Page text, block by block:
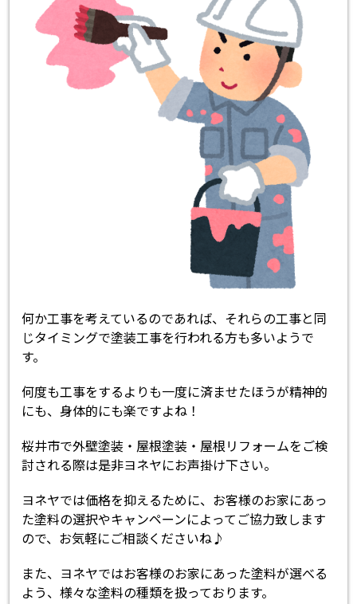
何か工事を考えているのであれば、それらの工事と同
じタイミングで塗装工事を行われる方も多いようで
す。
何度も工事をするよりも一度に済ませたほうが精神的
にも、身体的にも楽ですよね！
桜井市で外壁塗装・屋根塗装・屋根リフォームをご検
討される際は是非ヨネヤにお声掛け下さい。
ヨネヤでは価格を抑えるために、お客様のお家にあっ
た塗料の選択やキャンペーンによってご協力致します
ので、お気軽にご相談くださいね♪
また、ヨネヤではお客様のお家にあった塗料が選べる
よう、様々な塗料の種類を扱っております。